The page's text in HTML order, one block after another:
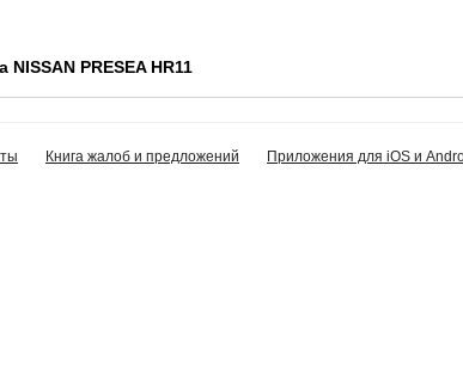
PRESEA HR11
Книга жалоб и предложений
Приложения для iOS и